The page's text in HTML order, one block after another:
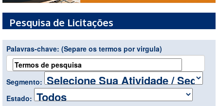
Pesquisa de Licitações
Palavras-chave: (Separe os termos por virgula)
Segmento:
Estado: